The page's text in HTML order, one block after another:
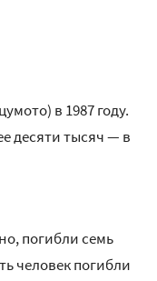
в 1987 году.
десяти тысяч — в
погибли семь
человек погибли